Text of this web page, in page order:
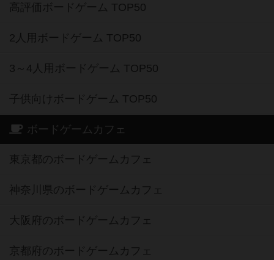
高評価ボードゲーム TOP50
2人用ボードゲーム TOP50
3～4人用ボードゲーム TOP50
子供向けボードゲーム TOP50
ボードゲームカフェ
東京都のボードゲームカフェ
神奈川県のボードゲームカフェ
大阪府のボードゲームカフェ
京都府のボードゲームカフェ